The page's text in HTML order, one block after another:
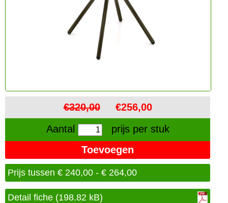
€320,00
€256,00
Aantal
prijs per stuk
Prijs tussen € 240,00 - € 264,00
Detail fiche (198.82 kB)